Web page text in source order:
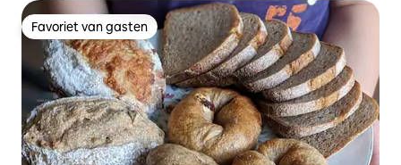
Favoriet van gasten
Favoriet van gasten